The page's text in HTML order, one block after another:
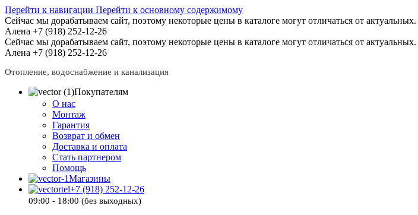
Перейти к навигации Перейти к основному содержимому
Сейчас мы дорабатываем сайт, поэтому некоторые цены в каталоге могут отличаться от актуальных.
Алена +7 (918) 252-12-26
Сейчас мы дорабатываем сайт, поэтому некоторые цены в каталоге могут отличаться от актуальных.
Алена +7 (918) 252-12-26
Отопление, водоснабжение и канализация
Покупателям
О нас
Монтаж
Гарантия
Возврат и обмен
Доставка и оплата
Стать партнером
Помощь
Магазины
+7 (918) 252-12-26
09:00 - 18:00 (без выходных)